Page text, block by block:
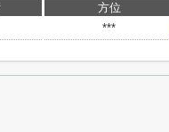
方位
***